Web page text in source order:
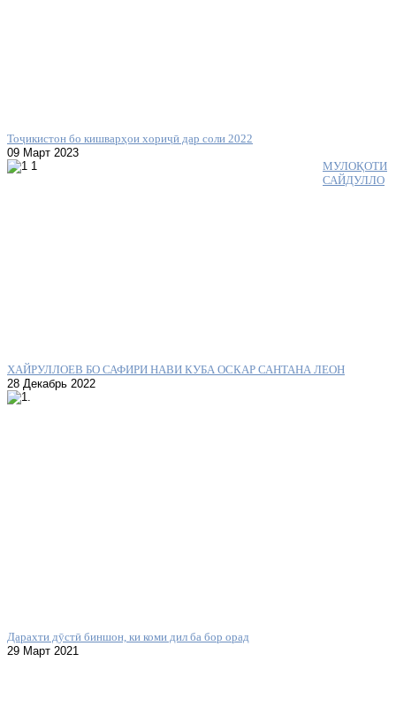
Тоҷикистон бо кишварҳои хориҷӣ дар соли 2022
09 Март 2023
МУЛОҚОТИ
САЙДУЛЛО
ХАЙРУЛЛОЕВ БО САФИРИ НАВИ КУБА ОСКАР САНТАНА ЛЕОН
28 Декабрь 2022
Дарахти дӯстӣ биншон, ки коми дил ба бор орад
29 Март 2021